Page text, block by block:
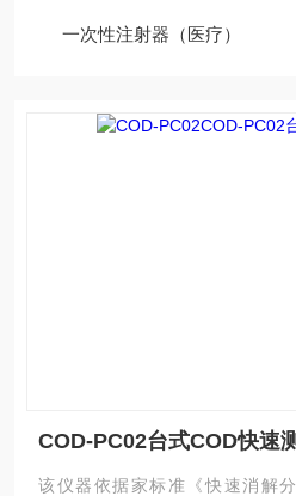
一次性注射器（医疗）
COD-PC02台式COD快速
该仪器依据家标准《快速消解